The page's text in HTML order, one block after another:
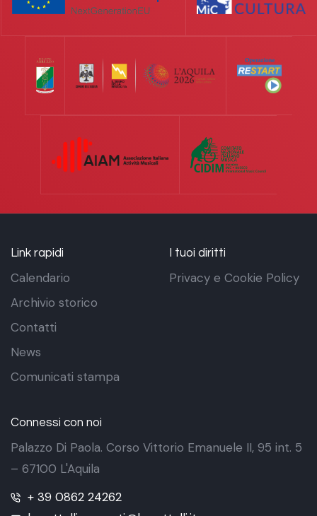
Link rapidi
Calendario
Archivio storico
Contatti
News
Comunicati stampa
I tuoi diritti
Privacy e Cookie Policy
Connessi con noi
Palazzo Di Paola. Corso Vittorio Emanuele II, 95 int. 5
– 67100 L'Aquila
+ 39 0862 24262